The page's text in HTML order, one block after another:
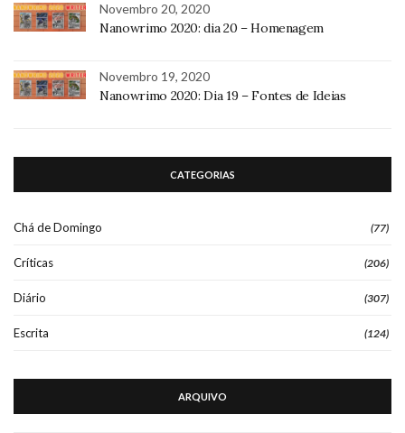
Novembro 20, 2020
Nanowrimo 2020: dia 20 – Homenagem
Novembro 19, 2020
Nanowrimo 2020: Dia 19 – Fontes de Ideias
CATEGORIAS
Chá de Domingo (77)
Críticas (206)
Diário (307)
Escrita (124)
ARQUIVO